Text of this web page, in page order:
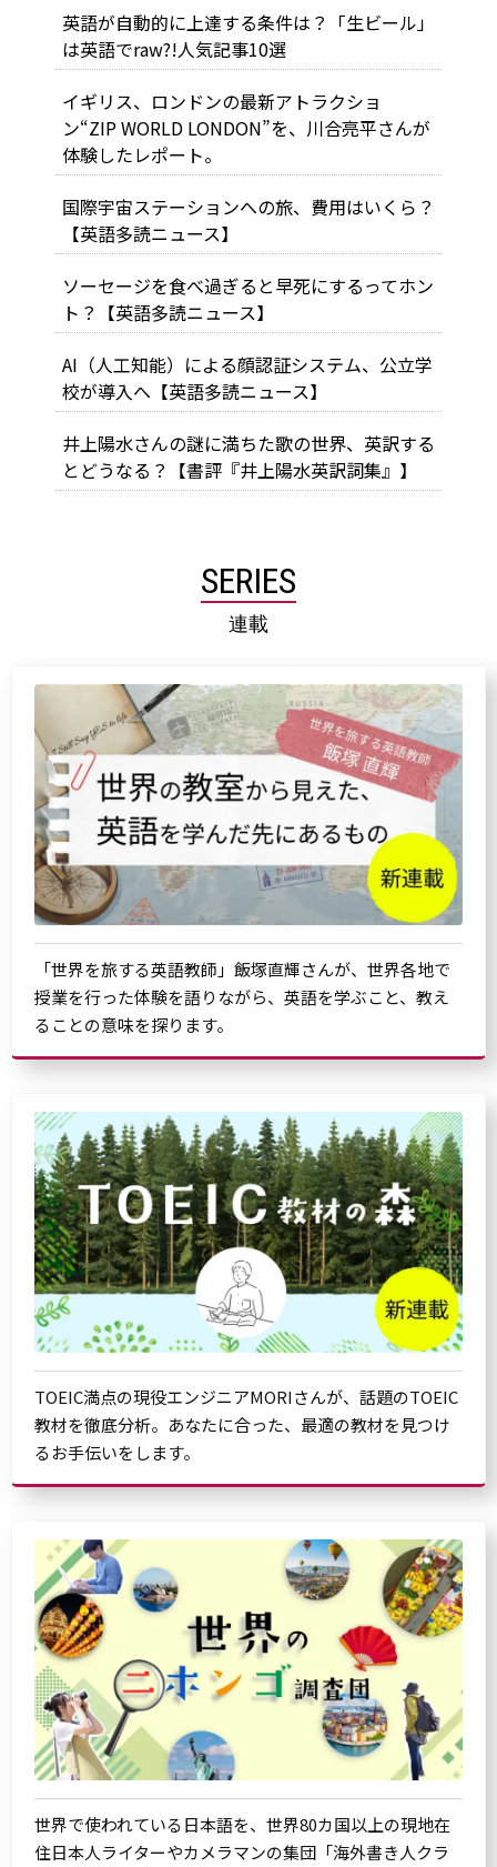
英語が自動的に上達する条件は？「生ビール」
は英語でraw?!人気記事10選
イギリス、ロンドンの最新アトラクショ
ン“ZIP WORLD LONDON”を、川合亮平さんが
体験したレポート。
国際宇宙ステーションへの旅、費用はいくら？
【英語多読ニュース】
ソーセージを食べ過ぎると早死にするってホン
ト？【英語多読ニュース】
AI（人工知能）による顔認証システム、公立学
校が導入へ【英語多読ニュース】
井上陽水さんの謎に満ちた歌の世界、英訳する
とどうなる？【書評『井上陽水英訳詞集』】
SERIES
連載
「世界を旅する英語教師」飯塚直輝さんが、世界各地で
授業を行った体験を語りながら、英語を学ぶこと、教え
ることの意味を探ります。
TOEIC満点の現役エンジニアMORIさんが、話題のTOEIC
教材を徹底分析。あなたに合った、最適の教材を見つけ
るお手伝いをします。
世界で使われている日本語を、世界80カ国以上の現地在
住日本人ライターやカメラマンの集団「海外書き人クラ